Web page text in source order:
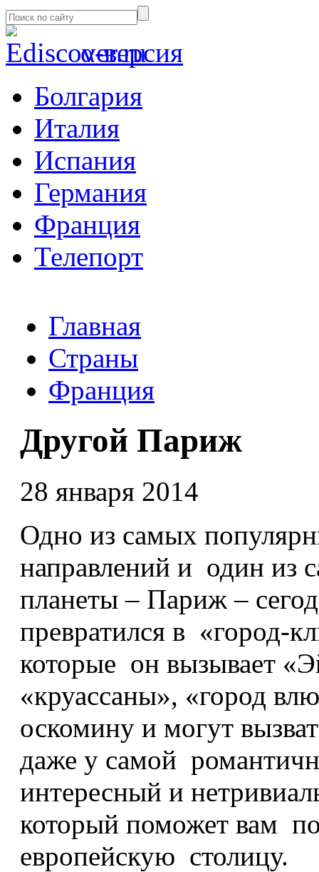
α-версия
Болгария
Италия
Испания
Германия
Франция
Телепорт
Главная
Страны
Франция
Другой Париж
28 января 2014
Одно из самых
направлений и один из
планеты – Париж –
превратился в «город-
которые он вызывает
«круассаны», «город
оскомину и могут
даже у самой
интересный и
который поможет вам
европейскую столицу.